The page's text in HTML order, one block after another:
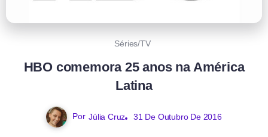
Séries/TV
HBO comemora 25 anos na América
Latina
Por Júlia Cruz 31 De Outubro De 2016